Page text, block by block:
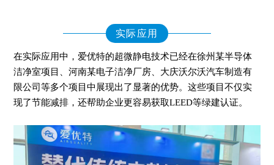
实际应用
在实际应用中，爱优特的超微静电技术已经在徐州某半导体
洁净室项目、河南某电子洁净厂房、大庆沃尔沃汽车制造有
限公司等多个项目中展现出了显著的优势。这些项目不仅实
现了节能减排，还帮助企业更容易获取LEED等绿建认证。